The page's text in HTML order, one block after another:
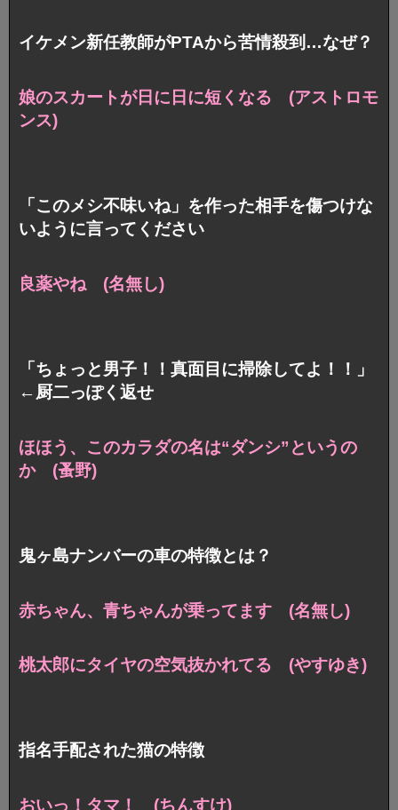
イケメン新任教師がPTAから苦情殺到…なぜ？
娘のスカートが日に日に短くなる (アストロモ
ンス)
「このメシ不味いね」を作った相手を傷つけな
いように言ってください
良薬やね (名無し)
「ちょっと男子！！真面目に掃除してよ！！」
←厨二っぽく返せ
ほほう、このカラダの名は“ダンシ”というの
か (蚤野)
鬼ヶ島ナンバーの車の特徴とは？
赤ちゃん、青ちゃんが乗ってます (名無し)
桃太郎にタイヤの空気抜かれてる (やすゆき)
指名手配された猫の特徴
おいっ！タマ！ (ちんすけ)